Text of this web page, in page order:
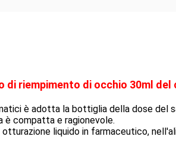
di riempimento di occhio 30ml
è adotta la bottiglia della dose
compatta e ragionevole.
liquido in farmaceutico,